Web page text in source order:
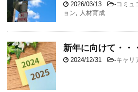
2026/03/13 -コミュ
ョン, 人材育成
新年に向けて・・
2024/12/31 -キャリ